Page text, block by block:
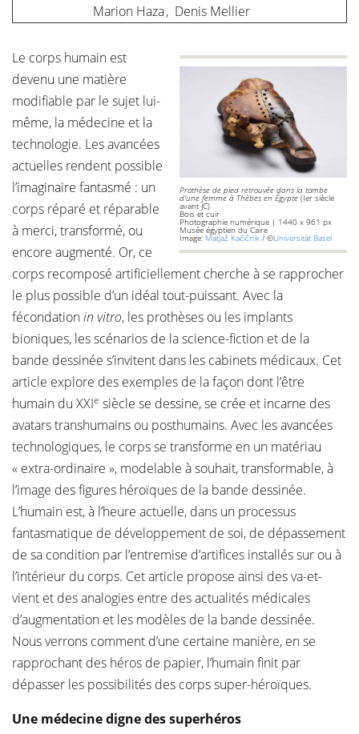
Marion Haza, Denis Mellier
Prothèse de pied retrouvée dans la tombe
d'une femme à Thèbes en Égypte (Ier siècle
avant JC)
Bois et cuir
Photographie numérique | 1440 x 961 px
Musée égyptien du Caire
Image: Matjaž Kačičnik / ©Universität Basel
Le corps humain est
devenu une matière
modifiable par le sujet lui-
même, la médecine et la
technologie. Les avancées
actuelles rendent possible
l’imaginaire fantasmé : un
corps réparé et réparable
à merci, transformé, ou
encore augmenté. Or, ce
corps recomposé artificiellement cherche à se rapprocher
le plus possible d’un idéal tout-puissant. Avec la
fécondationin vitro, les prothèses ou les implants
bioniques, les scénarios de la science-fiction et de la
bande dessinée s’invitent dans les cabinets médicaux. Cet
article explore des exemples de la façon dont l’être
humain du XXIe siècle se dessine, se crée et incarne des
avatars transhumains ou posthumains. Avec les avancées
technologiques, le corps se transforme en un matériau
« extra-ordinaire », modelable à souhait, transformable, à
l’image des figures héroïques de la bande dessinée.
L’humain est, à l’heure actuelle, dans un processus
fantasmatique de développement de soi, de dépassement
de sa condition par l’entremise d’artifices installés sur ou à
l’intérieur du corps. Cet article propose ainsi des va-et-
vient et des analogies entre des actualités médicales
d’augmentation et les modèles de la bande dessinée.
Nous verrons comment d’une certaine manière, en se
rapprochant des héros de papier, l’humain finit par
dépasser les possibilités des corps super-héroïques.
Une médecine digne des superhéros